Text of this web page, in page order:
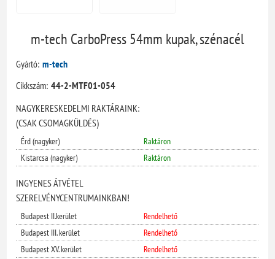
m-tech CarboPress 54mm kupak, szénacél
Gyártó: m-tech
Cikkszám: 44-2-MTF01-054
NAGYKERESKEDELMI RAKTÁRAINK:
(CSAK CSOMAGKÜLDÉS)
Érd (nagyker)
Raktáron
Kistarcsa (nagyker)
Raktáron
INGYENES ÁTVÉTEL
SZERELVÉNYCENTRUMAINKBAN!
Budapest II.kerület
Rendelhető
Budapest III. kerület
Rendelhető
Budapest XV. kerület
Rendelhető